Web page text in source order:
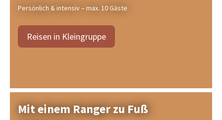
Persönlich & intensiv – max. 10 Gäste
Reisen in Kleingruppe
Mit einem Ranger zu Fuß